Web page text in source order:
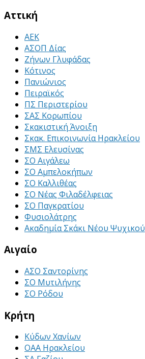
Αττική
ΑΕΚ
ΑΣΟΠ Δίας
Ζήνων Γλυφάδας
Κότινος
Πανιώνιος
Πειραϊκός
ΠΣ Περιστερίου
ΣΑΣ Κορωπίου
Σκακιστική Άνοιξη
Σκακ. Επικοινωνία Ηρακλείου
ΣΜΣ Ελευσίνας
ΣΟ Αιγάλεω
ΣΟ Αμπελοκήπων
ΣΟ Καλλιθέας
ΣΟ Νέας Φιλαδέλφειας
ΣΟ Παγκρατίου
Φυσιολάτρης
Ακαδημία Σκάκι Νέου Ψυχικού
Αιγαίο
ΑΣΟ Σαντορίνης
ΣΟ Μυτιλήνης
ΣΟ Ρόδου
Κρήτη
Κύδων Χανίων
ΟΑΑ Ηρακλείου